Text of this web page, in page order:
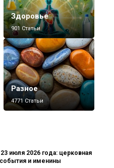
Здоровье
901 Статьи
Разное
4771 Статьи
июля 2026 года: церковная
и именины